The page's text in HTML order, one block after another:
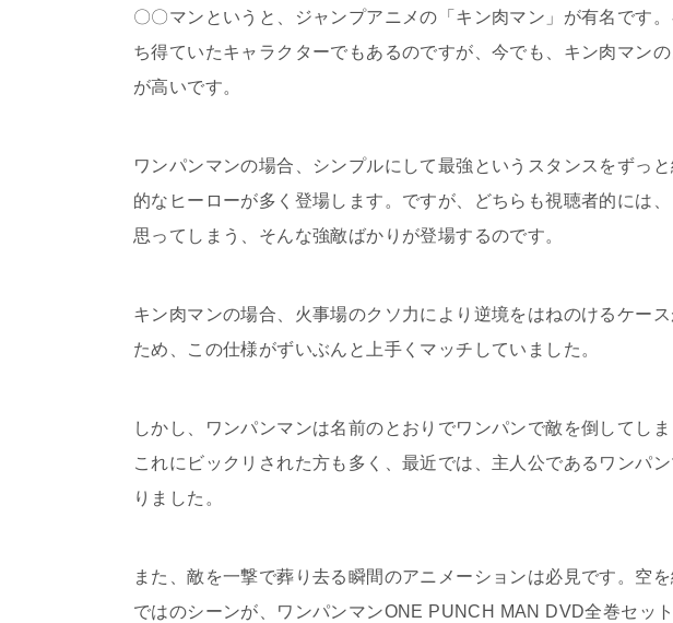
〇〇マンというと、ジャンプアニメの「キン肉マン」が有名です
ち得ていたキャラクターでもあるのですが、今でも、キン肉マン
が高いです。
ワンパンマンの場合、シンプルにして最強というスタンスをずっ
的なヒーローが多く登場します。ですが、どちらも視聴者的には
思ってしまう、そんな強敵ばかりが登場するのです。
キン肉マンの場合、火事場のクソ力により逆境をはねのけるケー
ため、この仕様がずいぶんと上手くマッチしていました。
しかし、ワンパンマンは名前のとおりでワンパンで敵を倒してしま
これにビックリされた方も多く、最近では、主人公であるワンパ
りました。
また、敵を一撃で葬り去る瞬間のアニメーションは必見です。空
ではのシーンが、ワンパンマンONE PUNCH MAN DVD全巻セッ